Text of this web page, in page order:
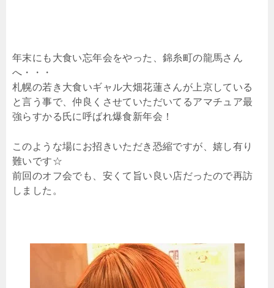
年末にも大食い忘年会をやった、錦糸町の龍馬さん
へ・・・
札幌の若き大食いギャル大畑花蓮さんが上京している
と言う事で、仲良くさせていただいてるアマチュア最
強らすかる氏に呼ばれ爆食新年会！
このような場にお招きいただき恐縮ですが、嬉し有り
難いです☆
前回のオフ会でも、安くて旨い良い店だったので再訪
しました。